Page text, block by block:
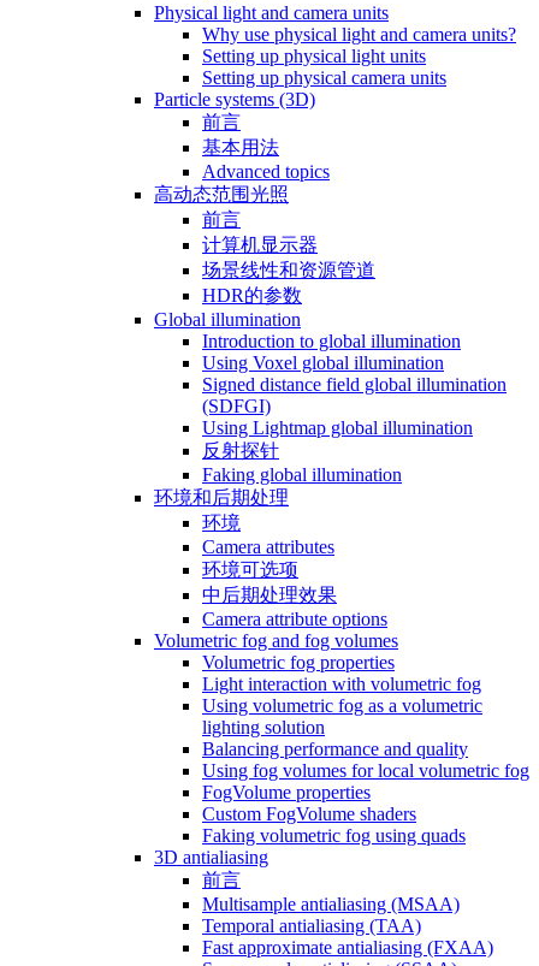
Physical light and camera units
Why use physical light and camera units?
Setting up physical light units
Setting up physical camera units
Particle systems (3D)
前言
基本用法
Advanced topics
高动态范围光照
前言
计算机显示器
场景线性和资源管道
HDR的参数
Global illumination
Introduction to global illumination
Using Voxel global illumination
Signed distance field global illumination
(SDFGI)
Using Lightmap global illumination
反射探针
Faking global illumination
环境和后期处理
环境
Camera attributes
环境可选项
中后期处理效果
Camera attribute options
Volumetric fog and fog volumes
Volumetric fog properties
Light interaction with volumetric fog
Using volumetric fog as a volumetric
lighting solution
Balancing performance and quality
Using fog volumes for local volumetric fog
FogVolume properties
Custom FogVolume shaders
Faking volumetric fog using quads
3D antialiasing
前言
Multisample antialiasing (MSAA)
Temporal antialiasing (TAA)
Fast approximate antialiasing (FXAA)